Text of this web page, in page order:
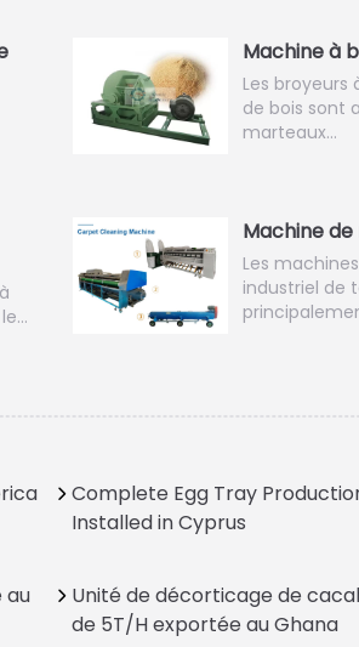
Machine à
Les broyeurs
de bois sont
marteaux…
Machine
Les
industriel de
Complete Egg Tray
Installed in Cyprus
au
Unité de décorticage de
de 5T/H exportée au GhanaItalian